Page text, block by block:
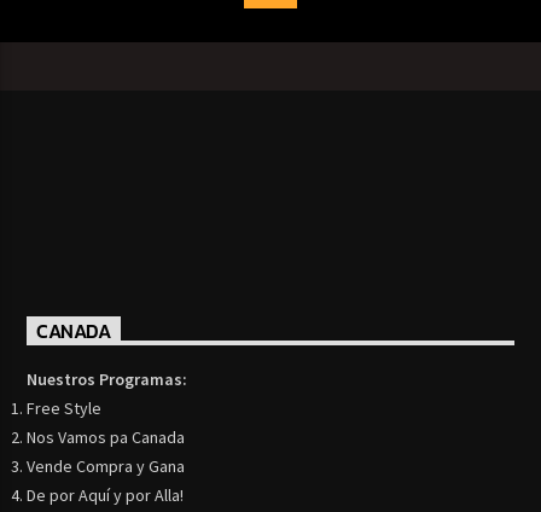
CANADA
Nuestros Programas:
Free Style
Nos Vamos pa Canada
Vende Compra y Gana
De por Aquí y por Alla!